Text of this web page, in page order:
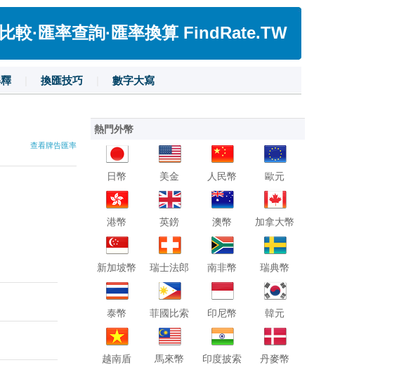
較·匯率查詢·匯率換算 FindRate.TW
換匯技巧 數字大寫
查看牌告匯率
熱門外幣
日幣 美金 人民幣 歐元
港幣 英鎊 澳幣 加拿大幣
新加坡幣 瑞士法郎 南非幣 瑞典幣
泰幣 菲國比索 印尼幣 韓元
越南盾 馬來幣 印度披索 丹麥幣